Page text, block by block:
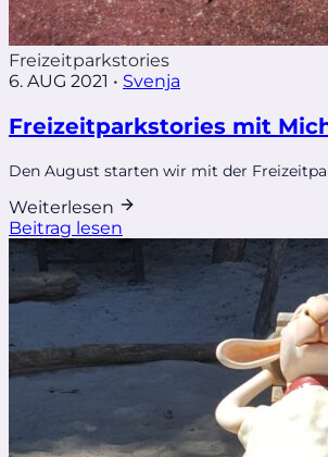
Freizeitparkstories
6. AUG 2021 • Svenja
Freizeitparkstories mit
Den August starten wir mit der
Weiterlesen
Beitrag lesen